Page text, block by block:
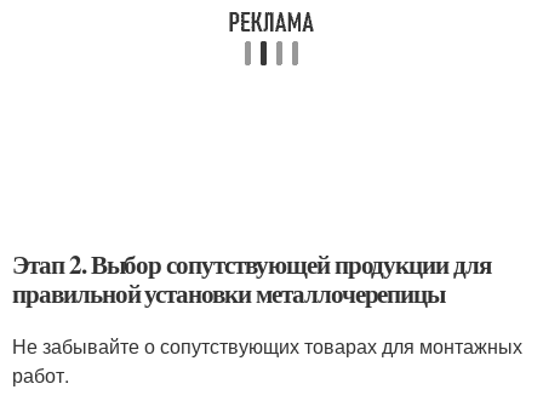
Этап 2. Выбор сопутствующей продукции для
правильной установки металлочерепицы
Не забывайте о сопутствующих товарах для монтажных
работ.